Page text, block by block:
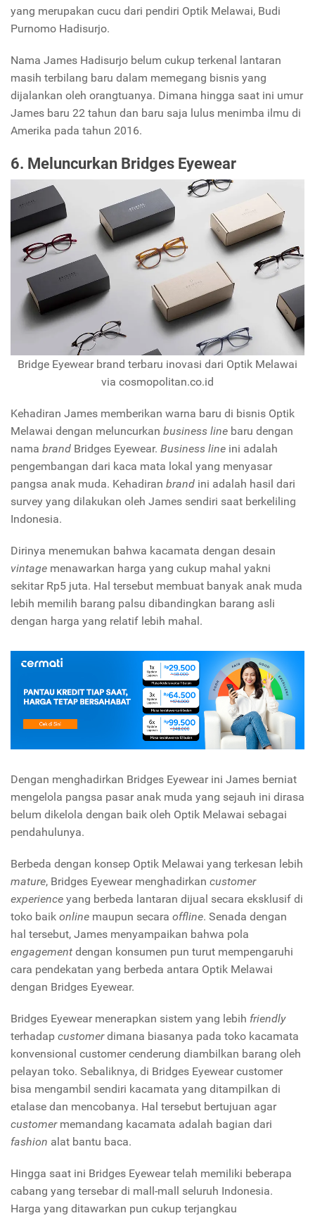
yang merupakan cucu dari pendiri Optik Melawai, Budi
Purnomo Hadisurjo.
Nama James Hadisurjo belum cukup terkenal lantaran
masih terbilang baru dalam memegang bisnis yang
dijalankan oleh orangtuanya. Dimana hingga saat ini umur
James baru 22 tahun dan baru saja lulus menimba ilmu di
Amerika pada tahun 2016.
6. Meluncurkan Bridges Eyewear
Bridge Eyewear brand terbaru inovasi dari Optik Melawai
via cosmopolitan.co.id
Kehadiran James memberikan warna baru di bisnis Optik
Melawai dengan meluncurkan business line baru dengan
nama brand Bridges Eyewear. Business line ini adalah
pengembangan dari kaca mata lokal yang menyasar
pangsa anak muda. Kehadiran brand ini adalah hasil dari
survey yang dilakukan oleh James sendiri saat berkeliling
Indonesia.
Dirinya menemukan bahwa kacamata dengan desain
vintage menawarkan harga yang cukup mahal yakni
sekitar Rp5 juta. Hal tersebut membuat banyak anak muda
lebih memilih barang palsu dibandingkan barang asli
dengan harga yang relatif lebih mahal.
Dengan menghadirkan Bridges Eyewear ini James berniat
mengelola pangsa pasar anak muda yang sejauh ini dirasa
belum dikelola dengan baik oleh Optik Melawai sebagai
pendahulunya.
Berbeda dengan konsep Optik Melawai yang terkesan lebih
mature, Bridges Eyewear menghadirkan customer
experience yang berbeda lantaran dijual secara eksklusif di
toko baik online maupun secara offline. Senada dengan
hal tersebut, James menyampaikan bahwa pola
engagement dengan konsumen pun turut mempengaruhi
cara pendekatan yang berbeda antara Optik Melawai
dengan Bridges Eyewear.
Bridges Eyewear menerapkan sistem yang lebih friendly
terhadap customerdimana biasanya pada toko kacamata
konvensional customer cenderung diambilkan barang oleh
pelayan toko. Sebaliknya, di Bridges Eyewear customer
bisa mengambil sendiri kacamata yang ditampilkan di
etalase dan mencobanya. Hal tersebut bertujuan agar
customermemandang kacamata adalah bagian dari
fashion alat bantu baca.
Hingga saat ini Bridges Eyewear telah memiliki beberapa
cabang yang tersebar di mall-mall seluruh Indonesia.
Harga yang ditawarkan pun cukup terjangkau